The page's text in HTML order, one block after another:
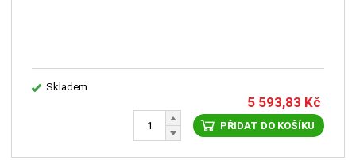
Skladem
5 593,83 Kč
PŘIDAT DO KOŠÍKU